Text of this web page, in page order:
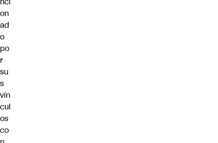
on
ad
o
po
r
su
s
vín
cul
os
co